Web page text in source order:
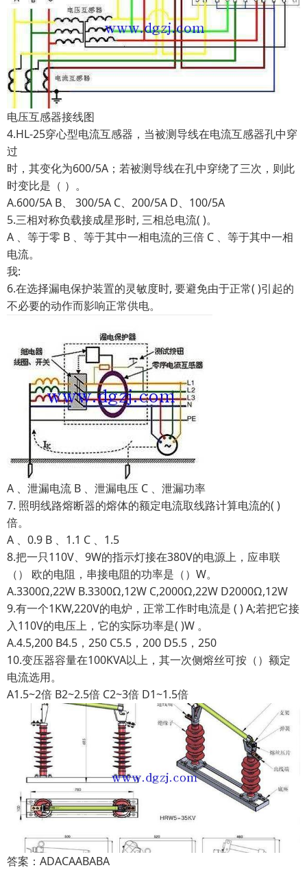
电压互感器接线图
4.HL-25穿心型电流互感器，当被测导线在电流互感器孔中穿
过
时，其变化为600/5A；若被测导线在孔中穿绕了三次，则此
时变比是（ ）。
A.600/5A B、 300/5A C、200/5A D、100/5A
5.三相对称负载接成星形时, 三相总电流( )。
A 、等于零 B 、等于其中一相电流的三倍 C 、等于其中一相
电流。
我:
6.在选择漏电保护装置的灵敏度时, 要避免由于正常( )引起的
不必要的动作而影响正常供电。
A 、泄漏电流 B 、泄漏电压 C 、泄漏功率
7. 照明线路熔断器的熔体的额定电流取线路计算电流的( )
倍。
A 、0.9 B 、1.1 C 、1.5
8.把一只110V、9W的指示灯接在380V的电源上，应串联
（） 欧的电阻，串接电阻的功率是（）W。
A.3300Ω,22W B.3300Ω,12W C,2000Ω,22W D2000Ω,12W
9.有一个1KW,220V的电炉，正常工作时电流是 ( ) A;若把它接
入110V的电压上，它的实际功率是( )W 。
A.4.5,200 B4.5，250 C5.5，200 D5.5，250
10.变压器容量在100KVA以上，其一次侧熔丝可按（）额定
电流选用。
A1.5~2倍 B2~2.5倍 C2~3倍 D1~1.5倍
答案：ADACAABABA